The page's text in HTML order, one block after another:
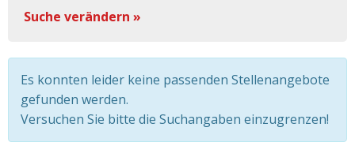
Suche verändern »
Es konnten leider keine passenden Stellenangebote
gefunden werden.
Versuchen Sie bitte die Suchangaben einzugrenzen!